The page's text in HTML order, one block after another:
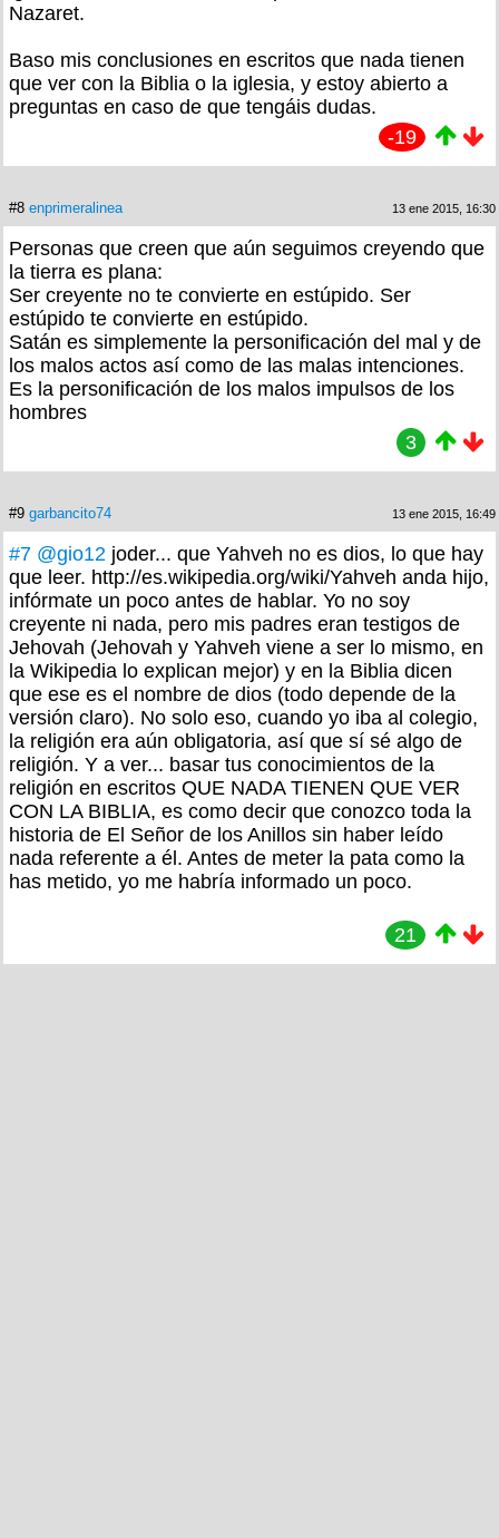
Nazaret.
Baso mis conclusiones en escritos que nada tienen
que ver con la Biblia o la iglesia, y estoy abierto a
preguntas en caso de que tengáis dudas.
-19
#8 enprimeralinea 13 ene 2015, 16:30
Personas que creen que aún seguimos creyendo que
la tierra es plana:
Ser creyente no te convierte en estúpido. Ser
estúpido te convierte en estúpido.
Satán es simplemente la personificación del mal y de
los malos actos así como de las malas intenciones.
Es la personificación de los malos impulsos de los
hombres
3
#9 garbancito74 13 ene 2015, 16:49
#7 @gio12 joder... que Yahveh no es dios, lo que hay
que leer. http://es.wikipedia.org/wiki/Yahveh anda hijo,
infórmate un poco antes de hablar. Yo no soy
creyente ni nada, pero mis padres eran testigos de
Jehovah (Jehovah y Yahveh viene a ser lo mismo, en
la Wikipedia lo explican mejor) y en la Biblia dicen
que ese es el nombre de dios (todo depende de la
versión claro). No solo eso, cuando yo iba al colegio,
la religión era aún obligatoria, así que sí sé algo de
religión. Y a ver... basar tus conocimientos de la
religión en escritos QUE NADA TIENEN QUE VER
CON LA BIBLIA, es como decir que conozco toda la
historia de El Señor de los Anillos sin haber leído
nada referente a él. Antes de meter la pata como la
has metido, yo me habría informado un poco.
21